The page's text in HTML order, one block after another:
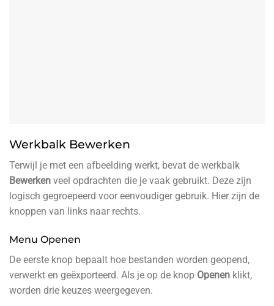
Werkbalk Bewerken
Terwijl je met een afbeelding werkt, bevat de werkbalk
Bewerken veel opdrachten die je vaak gebruikt. Deze zijn
logisch gegroepeerd voor eenvoudiger gebruik. Hier zijn de
knoppen van links naar rechts.
Menu Openen
De eerste knop bepaalt hoe bestanden worden geopend,
verwerkt en geëxporteerd. Als je op de knop Openen klikt,
worden drie keuzes weergegeven.